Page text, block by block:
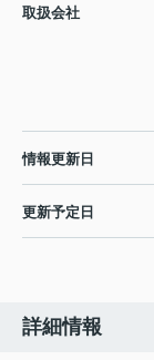
取扱会社
情報更新日
更新予定日
詳細情報